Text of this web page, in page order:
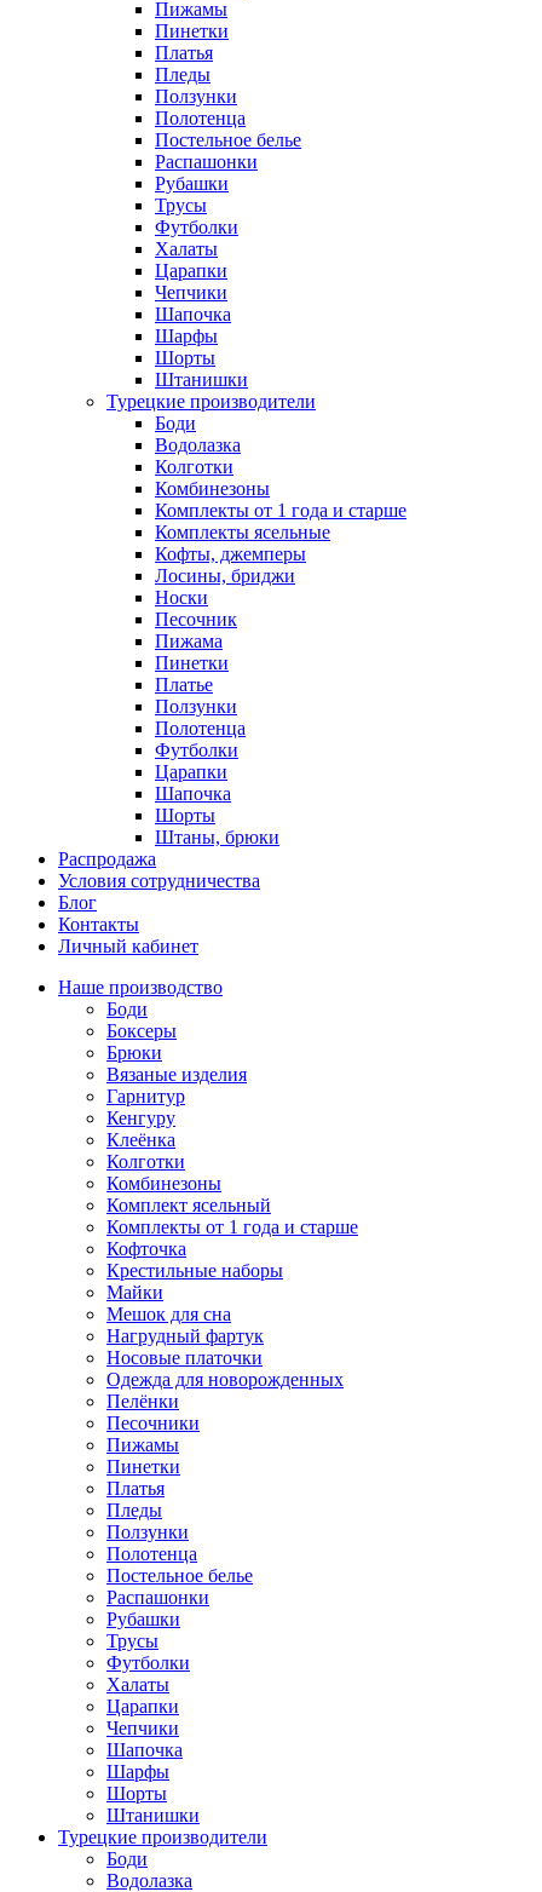
Пижамы
Пинетки
Платья
Пледы
Ползунки
Полотенца
Постельное белье
Распашонки
Рубашки
Трусы
Футболки
Халаты
Царапки
Чепчики
Шапочка
Шарфы
Шорты
Штанишки
Турецкие производители
Боди
Водолазка
Колготки
Комбинезоны
Комплекты от 1 года и старше
Комплекты ясельные
Кофты, джемперы
Лосины, бриджи
Носки
Песочник
Пижама
Пинетки
Платье
Ползунки
Полотенца
Футболки
Царапки
Шапочка
Шорты
Штаны, брюки
Распродажа
Условия сотрудничества
Блог
Контакты
Личный кабинет
Наше производство
Боди
Боксеры
Брюки
Вязаные изделия
Гарнитур
Кенгуру
Клеёнка
Колготки
Комбинезоны
Комплект ясельный
Комплекты от 1 года и старше
Кофточка
Крестильные наборы
Майки
Мешок для сна
Нагрудный фартук
Носовые платочки
Одежда для новорожденных
Пелёнки
Песочники
Пижамы
Пинетки
Платья
Пледы
Ползунки
Полотенца
Постельное белье
Распашонки
Рубашки
Трусы
Футболки
Халаты
Царапки
Чепчики
Шапочка
Шарфы
Шорты
Штанишки
Турецкие производители
Боди
Водолазка